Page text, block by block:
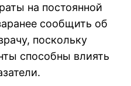
на постоянной
сообщить об
поскольку
способны влиять